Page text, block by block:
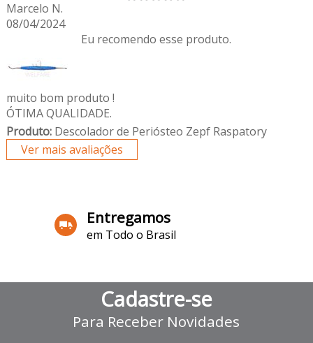
Marcelo N.
08/04/2024
Eu recomendo esse produto.
muito bom produto !
ÓTIMA QUALIDADE.
Produto:Descolador de Periósteo Zepf Raspatory
Ver mais avaliações
Entregamos
em Todo o Brasil
Cadastre-se
Para Receber Novidades